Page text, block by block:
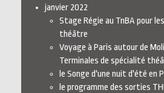
janvier 2022
Stage Régie au TnBA pour
théâtre
Voyage à Paris autour de
Terminales de spécialité
le Songe d'une nuit d'été en
le programme des sorties